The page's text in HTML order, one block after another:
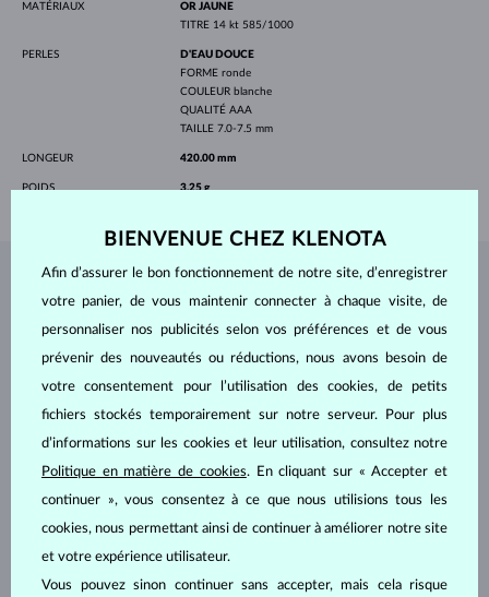
MATÉRIAUX
OR JAUNE
TITRE 14 kt 585/1000
PERLES
D'EAU DOUCE
FORME ronde
COULEUR blanche
QUALITÉ AAA
TAILLE 7.0-7.5 mm
LONGEUR 420.00 mm
POIDS 3.25 g
BIENVENUE CHEZ KLENOTA
Afin d’assurer le bon fonctionnement de notre site, d’enregistrer
votre panier, de vous maintenir connecter à chaque visite, de
personnaliser nos publicités selon vos préférences et de vous
prévenir des nouveautés ou réductions, nous avons besoin de
votre consentement pour l’utilisation des cookies, de petits
fichiers stockés temporairement sur notre serveur. Pour plus
d’informations sur les cookies et leur utilisation, consultez notre
Politique en matière de cookies. En cliquant sur « Accepter et
continuer », vous consentez à ce que nous utilisions tous les
cookies, nous permettant ainsi de continuer à améliorer notre site
et votre expérience utilisateur.
Vous pouvez sinon continuer sans accepter, mais cela risque